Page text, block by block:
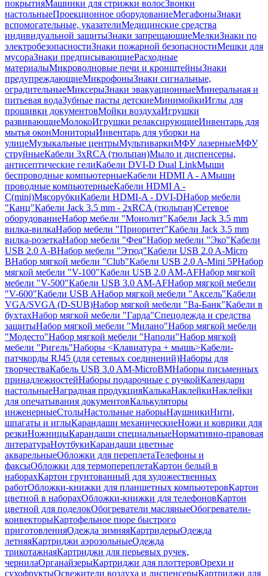
покрытияМашинки для стрижки волосЗвонки
настольныеПроекционное оборудованиеМегафоныЗнаки
вспомогательные, указателиМедицинские средства
индивидуальной защитыЗнаки запрещающиеМелкиЗнаки по
электробезопасностиЗнаки пожарной безопасностиМешки для
мусораЗнаки предписывающиеРасходные
материалыМикроволновые печи и кронштейныЗнаки
предупреждающиеМикрофоныЗнаки сигнальные,
оградительныеМиксерыЗнаки эвакуационныеМинеральная и
питьевая водаЗубные пасты детскиеМинимойкиИглы для
прошивки документовМойки воздухаИгрушки
развивающиеМолокоИгрушки релаксирующиеИнвентарь для
мытья оконМониторыИнвентарь для уборки на
улицеМузыкальные центрыМультиваркиМФУ лазерныеМФУ
струйныеКабели 3xRCA (тюльпан)Мыло и диспенсеры,
антисептические гелиКабели DVI-D Dual LinkМыши
беспроводные компьютерныеКабели HDMI A - AМыши
проводные компьютерныеКабели HDMI A -
C(mini)МясорубкиКабели HDMI-A - DVI-DНабор мебели
"Канц"Кабели Jack 3.5 mm - 2xRCA (тюльпан)Сетевое
оборудованиеНабор мебели "Монолит"Кабели Jack 3.5 mm
вилка-вилкаНабор мебели "Приоритет"Кабели Jack 3.5 mm
вилка-розеткаНабор мебели "Фея"Набор мебели "Эко"Кабели
USB 2.0 A-BНабор мебели "Этюд"Кабели USB 2.0 A-Micro
BНабор мягкой мебели "Club"Кабели USB 2.0 A-Mini 5PНабор
мягкой мебели "V-100"Кабели USB 2.0 AM-AFНабор мягкой
мебели "V-500"Кабели USB 3.0 AM-AFНабор мягкой мебели
"V-600"Кабели USB AНабор мягкой мебели "Аксель"Кабели
VGA/SVGA (D-SUB)Набор мягкой мебели "Ва-Банк"Кабели в
бухтахНабор мягкой мебели "Гарда"Спецодежда и средства
защитыНабор мягкой мебели "Милано"Набор мягкой мебели
"Модесто"Набор мягкой мебели "Наполи"Набор мягкой
мебели "Ригель"Наборы <Клавиатура + мышь>Кабели-
патчкорды RJ45 (для сетевых соединений)Наборы для
творчестваКабель USB 3.0 AM-MicroBMНаборы письменных
принадлежностейНаборы подарочные с ручкойКалендари
настольныеНаградная продукцияКалькаНаклейкиНаклейки
для опечатывания документовКалькуляторы
инженерныеСтолыНастольные наборыНаушникиНити,
шпагаты и иглыКарандаши механическиеНожи и коврики для
резкиНожницыКарандаши специальныеНормативно-правовая
литератураНоутбукиКарандаши цветные
акварельныеОбложки для переплетаТелефоны и
факсыОбложки для термопереплетаКартон белый в
наборахКартон грунтованный для художественных
работОбложки-книжки для планшетных компьютеровКартон
цветной в наборахОбложки-книжки для телефоновКартон
цветной для поделокОбогреватели масляныеОбогреватели-
конвекторыКартофельное пюре быстрого
приготовленияОдежда зимняяКартридерыОдежда
летняяКартриджи аэрозольныеОдежда
трикотажнаяКартриджи для перьевых ручек,
чернилаОрганайзерыКартриджи для плоттеровОрехи и
сухофруктыОсвежители воздуха и диспенсерыКартриджи для